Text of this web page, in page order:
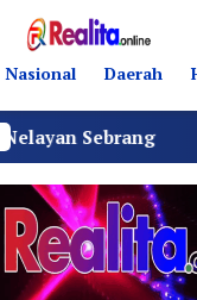
Nasional Daerah
BGN di